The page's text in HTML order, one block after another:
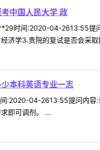
中国人民大学 政
时间:2020-04-2613:55提
济学3.贵院的复试是否会采
本科英语专业一志
:2020-04-2613:55提问内容
即可调剂。 ...